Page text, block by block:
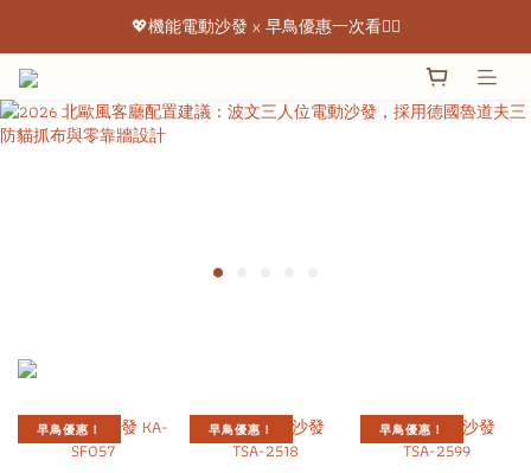
💖機能電動沙發 x 早鳥優惠一次看👇🏻
💖機能電動沙發 x 早鳥優惠一次看👇🏻
💖機能電動沙發 x 早鳥優惠一次看👇🏻
早鳥優惠！ 早鳥優惠！ 早鳥優惠！